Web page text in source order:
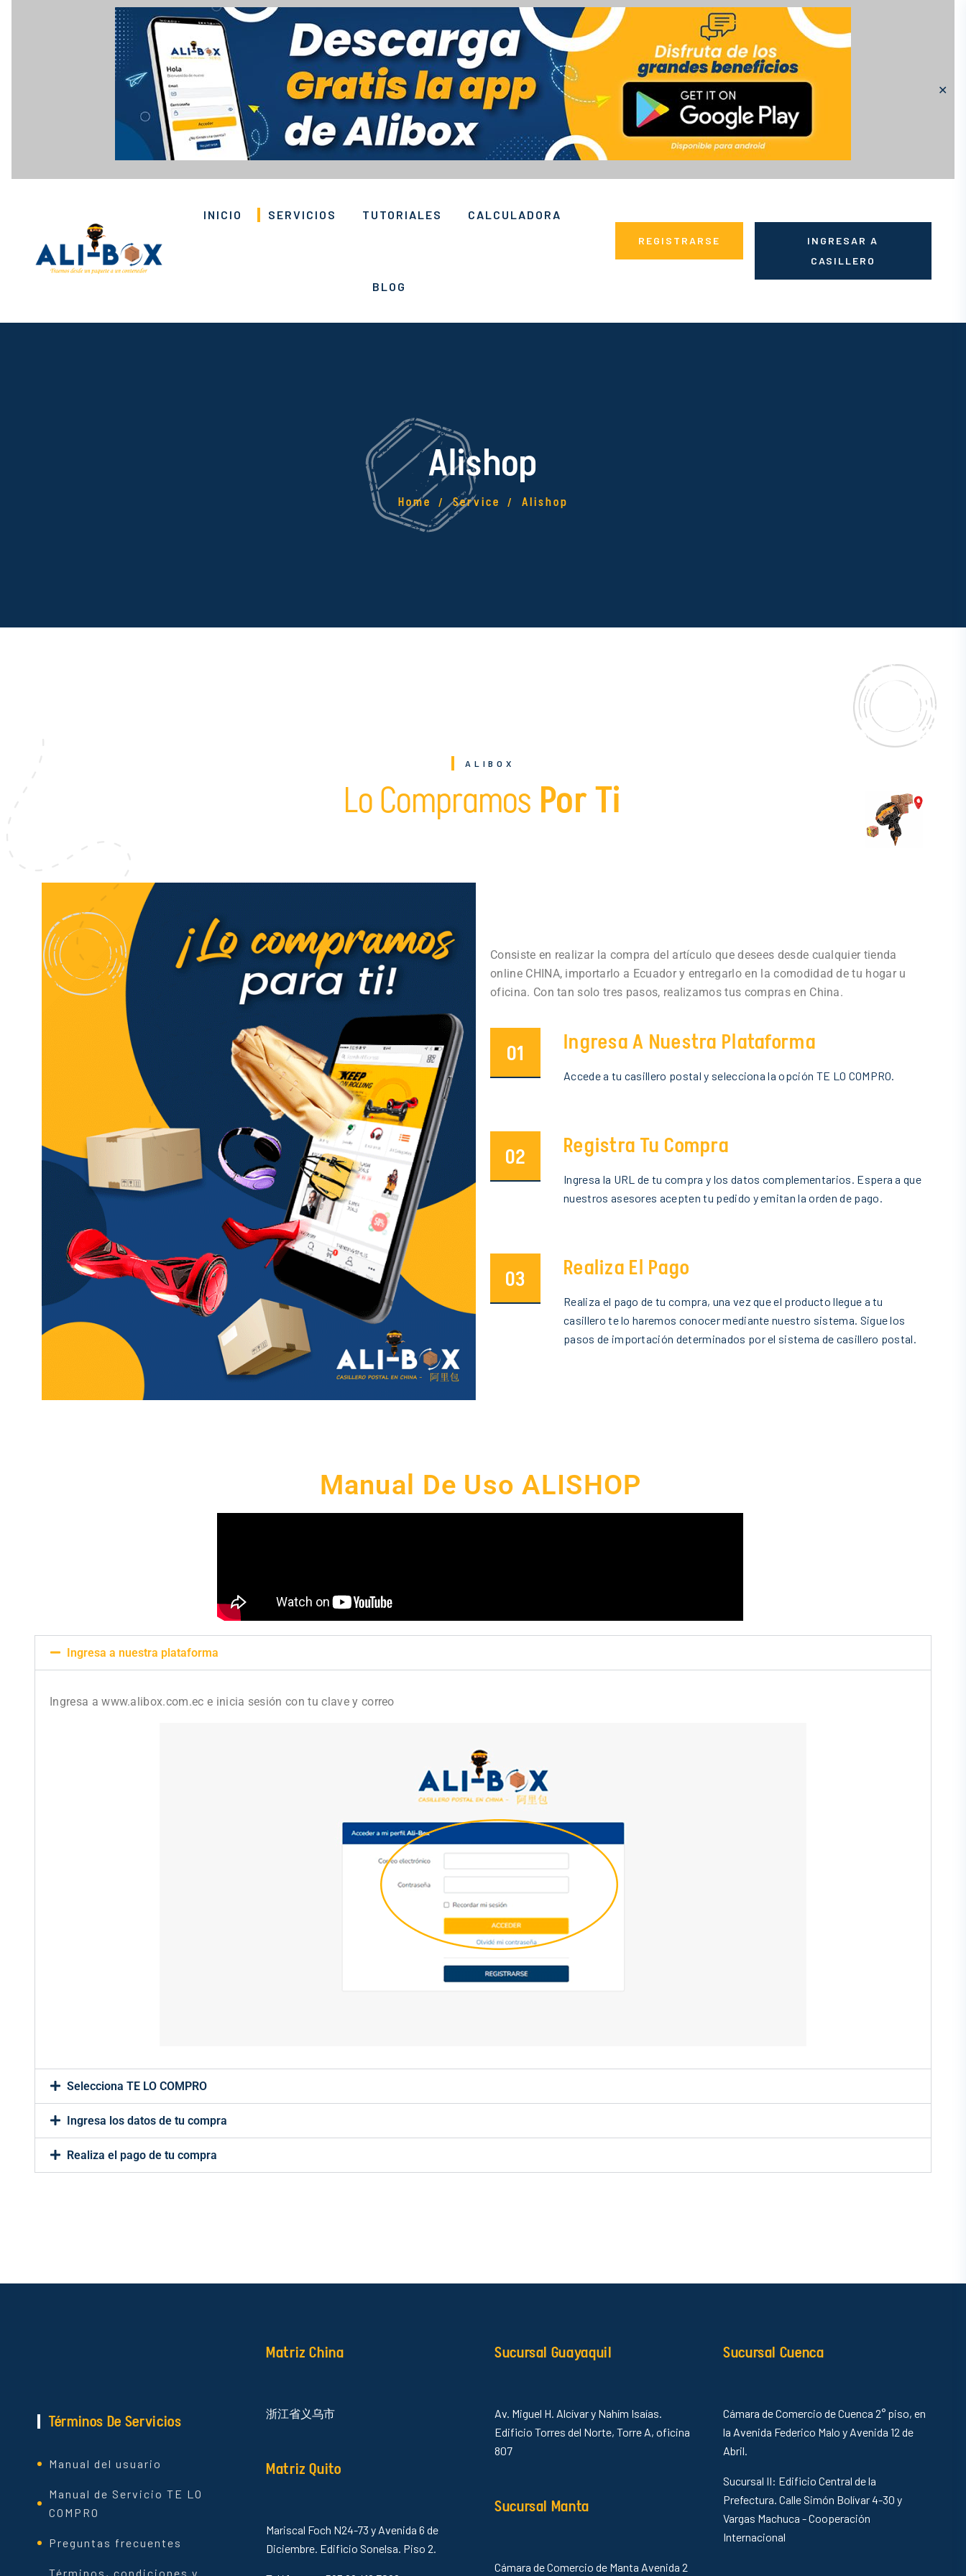
✕
INICIO SERVICIOS TUTORIALES CALCULADORA
BLOG
REGISTRARSE
INGRESAR A
CASILLERO
Alishop
Home Service Alishop
ALIBOX
Lo Compramos Por Ti
Consiste en realizar la compra del artículo que desees desde cualquier tienda
online CHINA, importarlo a Ecuador y entregarlo en la comodidad de tu hogar u
oficina. Con tan solo tres pasos, realizamos tus compras en China.
01 Ingresa A Nuestra Plataforma
Accede a tu casillero postal y selecciona la opción TE LO COMPRO.
02 Registra Tu Compra
Ingresa la URL de tu compra y los datos complementarios. Espera a que
nuestros asesores acepten tu pedido y emitan la orden de pago.
03 Realiza El Pago
Realiza el pago de tu compra, una vez que el producto llegue a tu
casillero te lo haremos conocer mediante nuestro sistema. Sigue los
pasos de importación determinados por el sistema de casillero postal.
Manual De Uso ALISHOP
Ingresa a nuestra plataforma
Ingresa a www.alibox.com.ec e inicia sesión con tu clave y correo
Selecciona TE LO COMPRO
Ingresa los datos de tu compra
Realiza el pago de tu compra
Términos De Servicios
Manual del usuario
Manual de Servicio TE LO
COMPRO
Preguntas frecuentes
Términos, condiciones y
Matriz China
浙江省义乌市
Matriz Quito
Mariscal Foch N24-73 y Avenida 6 de
Diciembre. Edificio Sonelsa. Piso 2.
Sucursal Guayaquil
Av. Miguel H. Alcívar y Nahím Isaías.
Edificio Torres del Norte, Torre A, oficina
807
Sucursal Manta
Cámara de Comercio de Manta Avenida 2
Sucursal Cuenca
Cámara de Comercio de Cuenca 2° piso, en
la Avenida Federico Malo y Avenida 12 de
Abril.
Sucursal II: Edificio Central de la
Prefectura. Calle Simón Bolívar 4-30 y
Vargas Machuca - Cooperación
Internacional